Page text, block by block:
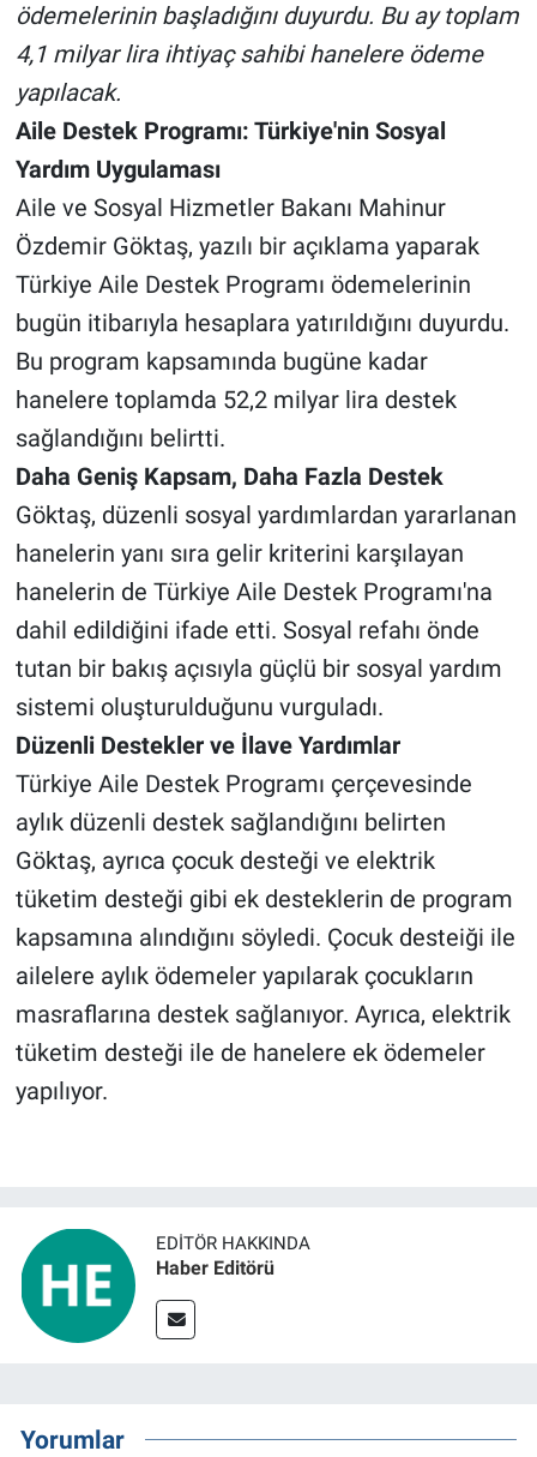
ödemelerinin başladığını duyurdu. Bu ay toplam
4,1 milyar lira ihtiyaç sahibi hanelere ödeme
yapılacak.
Aile Destek Programı: Türkiye'nin Sosyal
Yardım Uygulaması
Aile ve Sosyal Hizmetler Bakanı Mahinur
Özdemir Göktaş, yazılı bir açıklama yaparak
Türkiye Aile Destek Programı ödemelerinin
bugün itibarıyla hesaplara yatırıldığını duyurdu.
Bu program kapsamında bugüne kadar
hanelere toplamda 52,2 milyar lira destek
sağlandığını belirtti.
Daha Geniş Kapsam, Daha Fazla Destek
Göktaş, düzenli sosyal yardımlardan yararlanan
hanelerin yanı sıra gelir kriterini karşılayan
hanelerin de Türkiye Aile Destek Programı'na
dahil edildiğini ifade etti. Sosyal refahı önde
tutan bir bakış açısıyla güçlü bir sosyal yardım
sistemi oluşturulduğunu vurguladı.
Düzenli Destekler ve İlave Yardımlar
Türkiye Aile Destek Programı çerçevesinde
aylık düzenli destek sağlandığını belirten
Göktaş, ayrıca çocuk desteği ve elektrik
tüketim desteği gibi ek desteklerin de program
kapsamına alındığını söyledi. Çocuk desteiği ile
ailelere aylık ödemeler yapılarak çocukların
masraflarına destek sağlanıyor. Ayrıca, elektrik
tüketim desteği ile de hanelere ek ödemeler
yapılıyor.
EDITÖR HAKKINDA
Haber Editörü
Yorumlar
Bölge